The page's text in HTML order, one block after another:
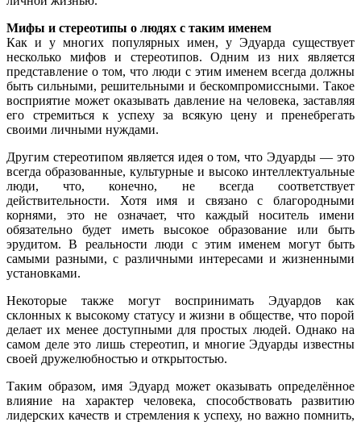
Мифы и стереотипы о людях с таким именем
Как и у многих популярных имен, у Эдуарда существует
несколько мифов и стереотипов. Одним из них является
представление о том, что люди с этим именем всегда должны
быть сильными, решительными и бескомпромиссными. Такое
восприятие может оказывать давление на человека, заставляя
его стремиться к успеху за всякую цену и пренебрегать
своими личными нуждами.
Другим стереотипом является идея о том, что Эдуарды — это
всегда образованные, культурные и высоко интеллектуальные
люди, что, конечно, не всегда соответствует
действительности. Хотя имя и связано с благородными
корнями, это не означает, что каждый носитель имени
обязательно будет иметь высокое образование или быть
эрудитом. В реальности люди с этим именем могут быть
самыми разными, с различными интересами и жизненными
установками.
Некоторые также могут воспринимать Эдуардов как
склонных к высокому статусу и жизни в обществе, что порой
делает их менее доступными для простых людей. Однако на
самом деле это лишь стереотип, и многие Эдуарды известны
своей дружелюбностью и открытостью.
Таким образом, имя Эдуард может оказывать определённое
влияние на характер человека, способствовать развитию
лидерских качеств и стремления к успеху, но важно помнить,